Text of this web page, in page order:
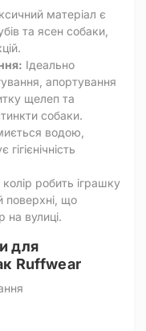
матеріал є
та ясен собаки,
Ідеально
апортування
щелеп та
собаки.
водою,
робить іграшку
поверхні, що
на вулиці.
для
Ruffwear